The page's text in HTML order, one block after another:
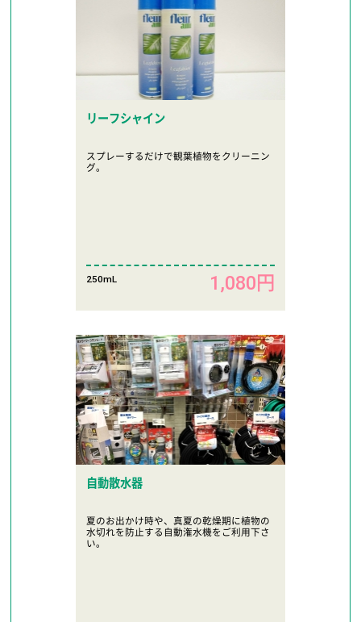
リーフシャイン
スプレーするだけで観葉植物をクリーニン
グ。
250mL 1,080円
自動散水器
夏のお出かけ時や、真夏の乾燥期に植物の
水切れを防止する自動潅水機をご利用下さ
い。